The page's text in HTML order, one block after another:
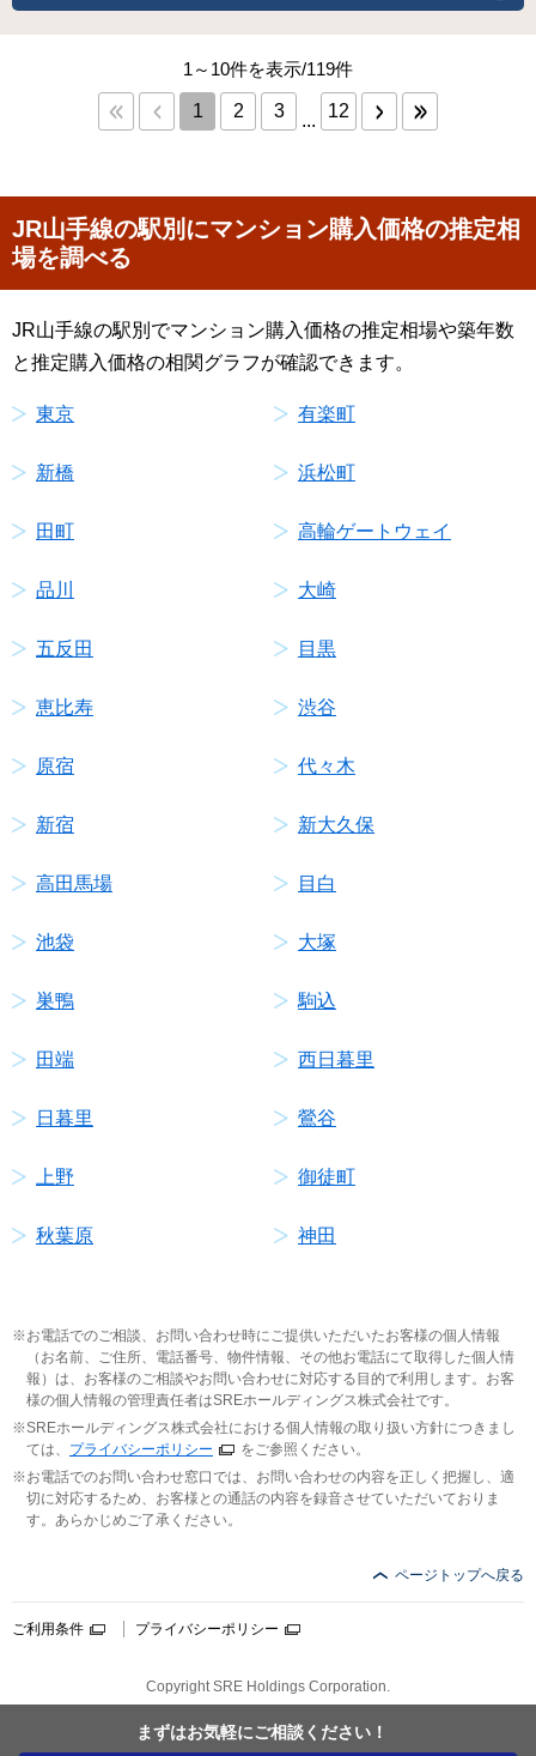
1～10件を表示/119件
1 2 3 ... 12
JR山手線の駅別にマンション購入価格の推定相
場を調べる
JR山手線の駅別でマンション購入価格の推定相場や築年数
と推定購入価格の相関グラフが確認できます。
東京 有楽町
新橋 浜松町
田町 高輪ゲートウェイ
品川 大崎
五反田 目黒
恵比寿 渋谷
原宿 代々木
新宿 新大久保
高田馬場 目白
池袋 大塚
巣鴨 駒込
田端 西日暮里
日暮里 鶯谷
上野 御徒町
秋葉原 神田
まずはお気軽にご相談ください！
お電話でのご相談、お問い合わせ時にご提供いただいたお客様の個人情報
（お名前、ご住所、電話番号、物件情報、その他お電話にて取得した個人情
報）は、お客様のご相談やお問い合わせに対応する目的で利用します。お客
様の個人情報の管理責任者はSREホールディングス株式会社です。
SREホールディングス株式会社における個人情報の取り扱い方針につきまし
ては、 プライバシーポリシー
をご参照ください。
お電話でのお問い合わせ窓口では、お問い合わせの内容を正しく把握し、適
切に対応するため、お客様との通話の内容を録音させていただいておりま
す。あらかじめご了承ください。
ページトップへ戻る
ご利用条件 プライバシーポリシー
Copyright SRE Holdings Corporation.